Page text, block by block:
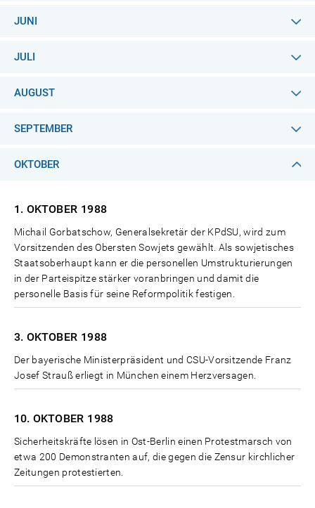
JUNI
JULI
AUGUST
SEPTEMBER
OKTOBER
1. OKTOBER 1988
Michail Gorbatschow, Generalsekretär der KPdSU, wird zum
Vorsitzenden des Obersten Sowjets gewählt. Als sowjetisches
Staatsoberhaupt kann er die personellen Umstrukturierungen
in der Parteispitze stärker voranbringen und damit die
personelle Basis für seine Reformpolitik festigen.
3. OKTOBER 1988
Der bayerische Ministerpräsident und CSU-Vorsitzende Franz
Josef Strauß erliegt in München einem Herzversagen.
10. OKTOBER 1988
Sicherheitskräfte lösen in Ost-Berlin einen Protestmarsch von
etwa 200 Demonstranten auf, die gegen die Zensur kirchlicher
Zeitungen protestierten.